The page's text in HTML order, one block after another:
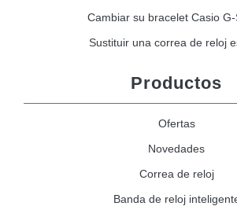
Cambiar su bracelet Casio
Sustituir una correa de reloj
Productos
Ofertas
Novedades
Correa de reloj
Banda de reloj